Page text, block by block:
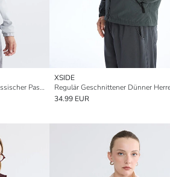
Regenmantel für Herren in klassischer Passform
XSIDE
34.99 EUR